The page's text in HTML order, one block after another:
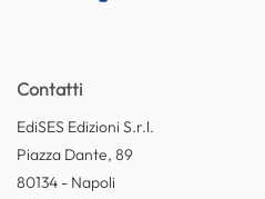
Contatti
EdiSES Edizioni S.r.l.
Piazza Dante, 89
80134 - Napoli